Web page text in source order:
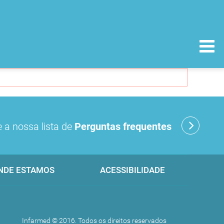
a nossa lista de Perguntas frequentes
ESTAMOS ACESSIBILIDADE
Infarmed © 2016. Todos os direitos reservados